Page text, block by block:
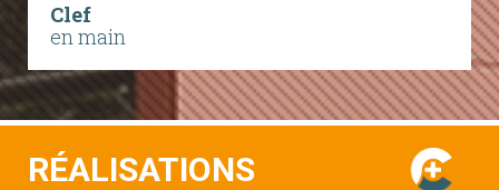
Clef
en main
RÉALISATIONS